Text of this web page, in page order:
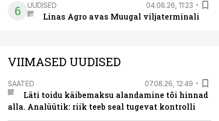
6 UUDISED 04.08.26, 11:23
Linas Agro avas Muugal viljaterminali
VIIMASED UUDISED
SAATED 07.08.26, 12:49
Läti toidu käibemaksu alandamine tõi hinnad
alla. Analüütik: riik teeb seal tugevat kontrolli